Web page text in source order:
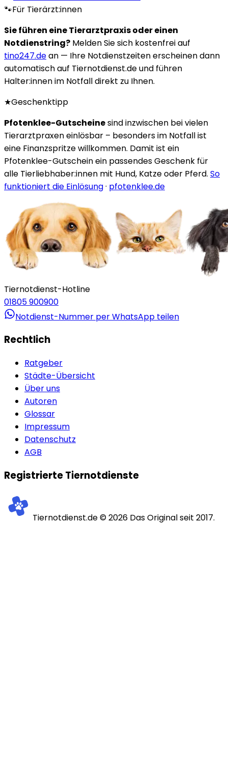
🐾Für Tierärzt:innen
Sie führen eine Tierarztpraxis oder einen
Notdienstring? Melden Sie sich kostenfrei auf
tino247.dean — Ihre Notdienstzeiten erscheinen dann
automatisch auf Tiernotdienst.de und führen
Halter:innen im Notfall direkt zu Ihnen.
★Geschenktipp
Pfotenklee-Gutscheinesind inzwischen bei vielen
Tierarztpraxen einlösbar – besonders im Notfall ist
eine Finanzspritze willkommen. Damit ist ein
Pfotenklee-Gutschein ein passendes Geschenk für
alle Tierliebhaber:innen mit Hund, Katze oder Pferd. So
funktioniert die Einlösung· pfotenklee.de
Tiernotdienst-Hotline
01805 900900
Notdienst-Nummer per WhatsApp teilen
Rechtlich
Ratgeber
Städte-Übersicht
Über uns
Autoren
Glossar
Impressum
Datenschutz
AGB
Registrierte Tiernotdienste
Tiernotdienst.de ©2026 Das Original seit 2017.